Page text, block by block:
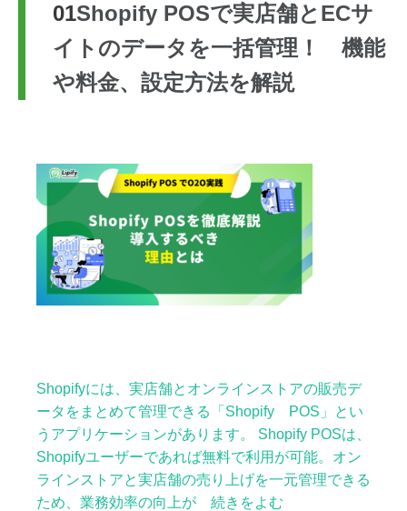
Shopify POSで実店舗とECサ
イトのデータを一括管理！ 機能
や料金、設定方法を解説
Shopifyには、実店舗とオンラインストアの販売デ
ータをまとめて管理できる「Shopify POS」とい
うアプリケーションがあります。 Shopify POSは、
Shopifyユーザーであれば無料で利用が可能。オン
ラインストアと実店舗の売り上げを一元管理できる
ため、業務効率の向上が 続きをよむ